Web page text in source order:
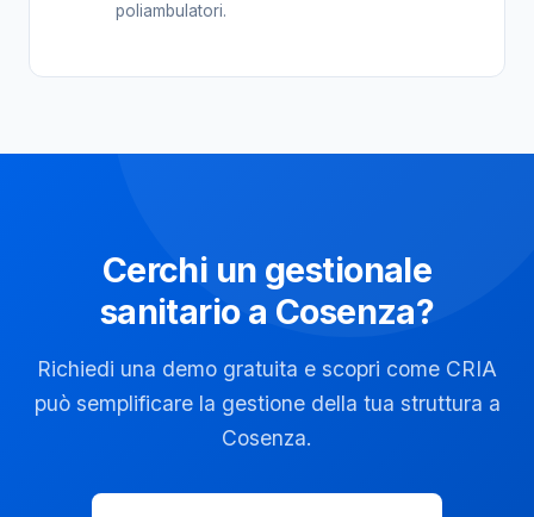
poliambulatori.
Cerchi un gestionale
sanitario a Cosenza?
Richiedi una demo gratuita e scopri come CRIA
può semplificare la gestione della tua struttura a
Cosenza.